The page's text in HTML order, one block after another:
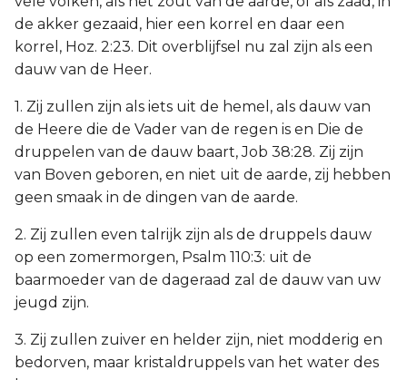
de akker gezaaid, hier een korrel en daar een
korrel, Hoz. 2:23. Dit overblijfsel nu zal zijn als een
dauw van de Heer.
1. Zij zullen zijn als iets uit de hemel, als dauw van
de Heere die de Vader van de regen is en Die de
druppelen van de dauw baart, Job 38:28. Zij zijn
van Boven geboren, en niet uit de aarde, zij hebben
geen smaak in de dingen van de aarde.
2. Zij zullen even talrijk zijn als de druppels dauw
op een zomermorgen, Psalm 110:3: uit de
baarmoeder van de dageraad zal de dauw van uw
jeugd zijn.
3. Zij zullen zuiver en helder zijn, niet modderig en
bedorven, maar kristaldruppels van het water des